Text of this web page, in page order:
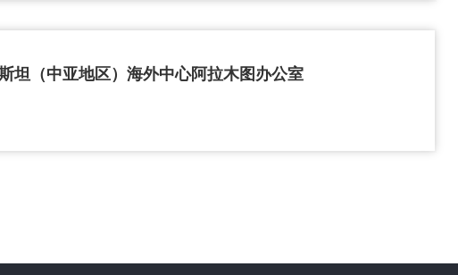
坦（中亚地区）海外中心阿拉木图办公室